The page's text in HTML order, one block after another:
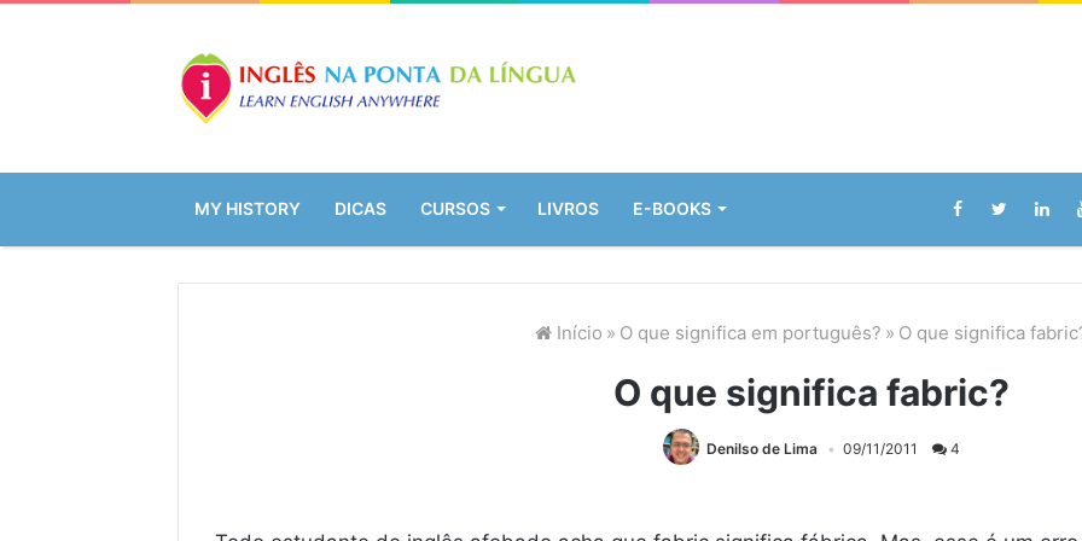
MY HISTORY DICAS CURSOS LIVROS E-BOOKS
Início » O que significa em português? » O que significa
O que significa fabric?
Denilso de Lima 09/11/2011 4